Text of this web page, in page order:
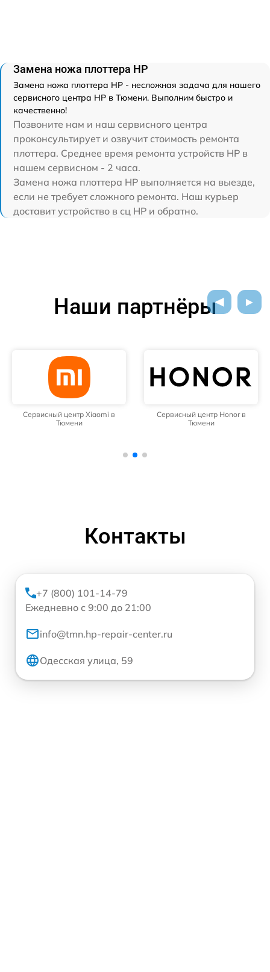
Замена ножа плоттера HP
Замена ножа плоттера HP - несложная задача для нашего
сервисного центра HP в Тюмени. Выполним быстро и
качественно!
Позвоните нам и наш сервисного центра
проконсультирует и озвучит стоимость ремонта
плоттера. Среднее время ремонта устройств HP в
нашем сервисном - 2 часа.
Замена ножа плоттера HP выполняется на выезде,
если не требует сложного ремонта. Наш курьер
доставит устройство в сц HP и обратно.
Наши партнёры
Сервисный центр Xiaomi в
Тюмени
Сервисный центр Honor в
Тюмени
Контакты
+7 (800) 101-14-79
Ежедневно с 9:00 до 21:00
info@tmn.hp-repair-center.ru
Одесская улица, 59